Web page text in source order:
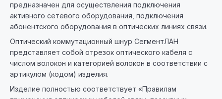
предназначен для осуществления подключения
активного сетевого оборудования, подключения
абонентского оборудования в оптических линиях связи.
Оптический коммутационный шнур СегментЛАН
представляет собой отрезок оптического кабеля с
числом волокон и категорией волокон в соответствии с
артикулом (кодом) изделия.
Изделие полностью соответствует «Правилам